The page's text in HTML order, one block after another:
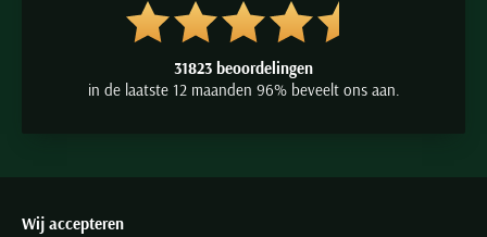
31823 beoordelingen
in de laatste 12 maanden 96% beveelt ons aan.
Wij accepteren